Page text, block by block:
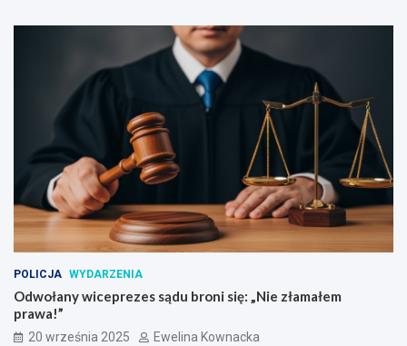
POLICJA WYDARZENIA
Odwołany wiceprezes sądu broni się: „Nie złamałem
prawa!”
20 września 2025 Ewelina Kownacka